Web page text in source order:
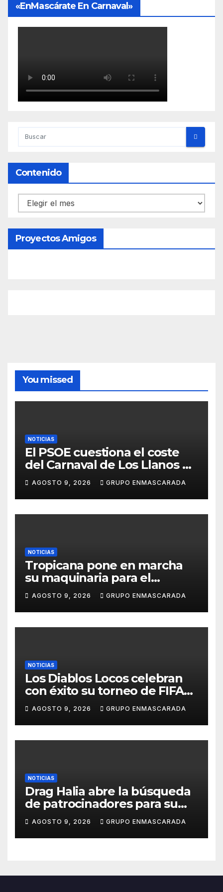
«EnMascárate En Carnaval»
Contenido
Contenido
Proyectos Amigos
You missed
NOTICIAS
El PSOE cuestiona el coste
del Carnaval de Los Llanos de
Aridane y reclama mayor
control del gasto municipal
AGOSTO 9, 2026 GRUPO ENMASCARADA
NOTICIAS
Tropicana pone en marcha
su maquinaria para el
Carnaval 2027 con los
primeros ensayos de Lucas
Darias
AGOSTO 9, 2026 GRUPO ENMASCARADA
NOTICIAS
Los Diablos Locos celebran
con éxito su torneo de FIFA
durante el verano
AGOSTO 9, 2026 GRUPO ENMASCARADA
NOTICIAS
Drag Halia abre la búsqueda
de patrocinadores para su
participación en el Carnaval
de Las Palmas de Gran
Canaria 2027
AGOSTO 9, 2026 GRUPO ENMASCARADA